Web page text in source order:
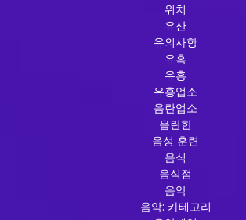
위치
유산
유의사항
유혹
유흥
유흥업소
음란업소
음란한
음성 훈련
음식
음식점
음악
음악: 카테고리